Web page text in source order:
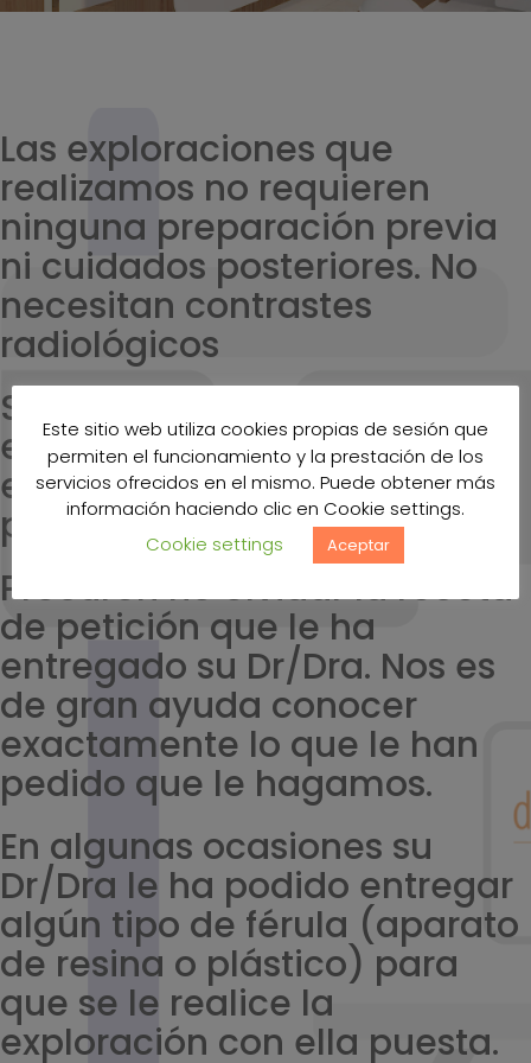
Las exploraciones que
realizamos no requieren
ninguna preparación previa
ni cuidados posteriores. No
necesitan contrastes
radiológicos
Si es mujer y está
embarazada, o cree poder
estarlo, comuníquelo al
personal del centro.
Procuren no olvidar la receta
de petición que le ha
entregado su Dr/Dra. Nos es
de gran ayuda conocer
exactamente lo que le han
pedido que le hagamos.
En algunas ocasiones su
Dr/Dra le ha podido entregar
algún tipo de férula (aparato
de resina o plástico) para
que se le realice la
exploración con ella puesta.
Este sitio web utiliza cookies propias de sesión que
permiten el funcionamiento y la prestación de los
servicios ofrecidos en el mismo. Puede obtener más
información haciendo clic en Cookie settings.
Cookie settings
Aceptar